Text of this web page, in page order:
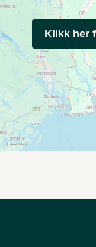
Klikk her